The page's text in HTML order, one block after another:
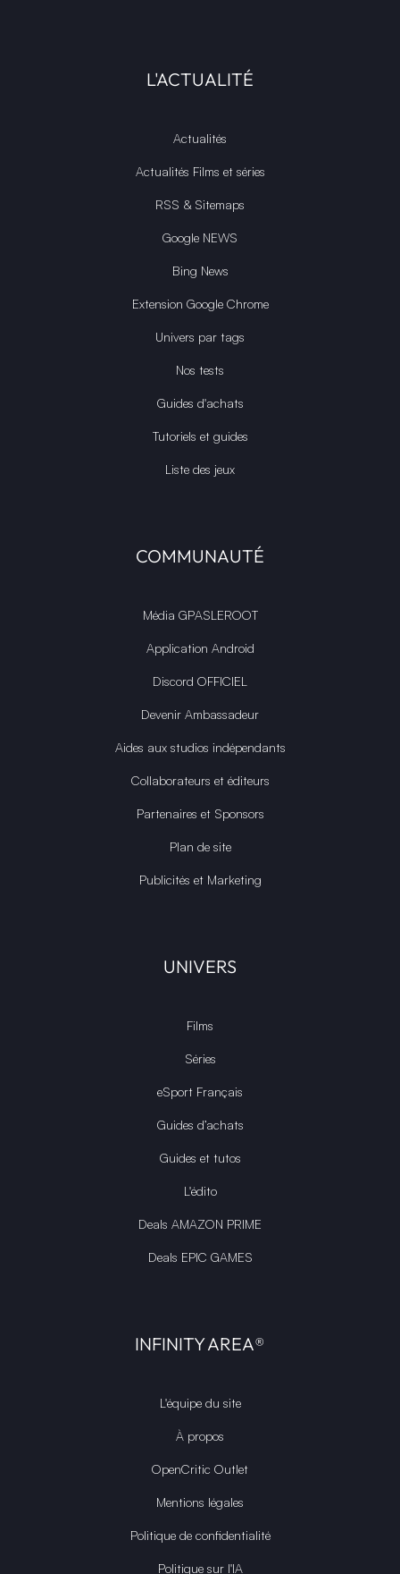
L'ACTUALITÉ
Actualités
Actualités Films et séries
RSS & Sitemaps
Google NEWS
Bing News
Extension Google Chrome
Univers par tags
Nos tests
Guides d'achats
Tutoriels et guides
Liste des jeux
COMMUNAUTÉ
Média GPASLEROOT
Application Android
Discord OFFICIEL
Devenir Ambassadeur
Aides aux studios indépendants
Collaborateurs et éditeurs
Partenaires et Sponsors
Plan de site
Publicités et Marketing
UNIVERS
Films
Séries
eSport Français
Guides d’achats
Guides et tutos
L'édito
Deals AMAZON PRIME
Deals EPIC GAMES
INFINITY AREA®
L'équipe du site
À propos
OpenCritic Outlet
Mentions légales
Politique de confidentialité
Politique sur l'IA